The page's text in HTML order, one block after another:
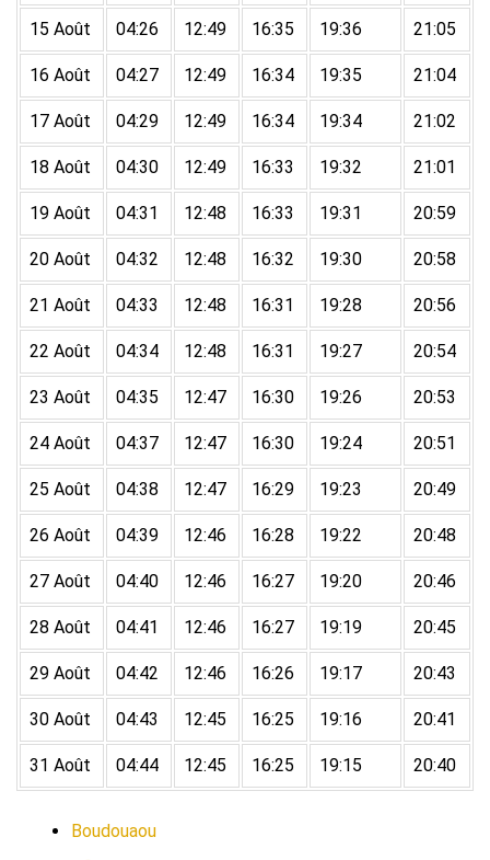
15 Août 04:26 12:49 16:35 19:36 21:05
16 Août 04:27 12:49 16:34 19:35 21:04
17 Août 04:29 12:49 16:34 19:34 21:02
18 Août 04:30 12:49 16:33 19:32 21:01
19 Août 04:31 12:48 16:33 19:31 20:59
20 Août 04:32 12:48 16:32 19:30 20:58
21 Août 04:33 12:48 16:31 19:28 20:56
22 Août 04:34 12:48 16:31 19:27 20:54
23 Août 04:35 12:47 16:30 19:26 20:53
24 Août 04:37 12:47 16:30 19:24 20:51
25 Août 04:38 12:47 16:29 19:23 20:49
26 Août 04:39 12:46 16:28 19:22 20:48
27 Août 04:40 12:46 16:27 19:20 20:46
28 Août 04:41 12:46 16:27 19:19 20:45
29 Août 04:42 12:46 16:26 19:17 20:43
30 Août 04:43 12:45 16:25 19:16 20:41
31 Août 04:44 12:45 16:25 19:15 20:40
Boudouaou